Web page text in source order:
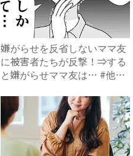
嫌がらせを反省しないママ友
に被害者たちが反撃！⇒する
と嫌がらせママ友は… #他